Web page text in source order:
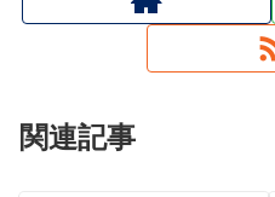
関連記事